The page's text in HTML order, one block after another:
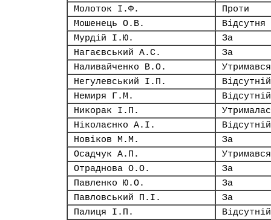
Молоток І.Ф.
Проти
Мошенець О.В.
Відсутня
Мурдій І.Ю.
За
Нагаєвський А.С.
За
Наливайченко В.О.
Утримався
Негулевський І.П.
Відсутній
Немиря Г.М.
Відсутній
Никорак І.П.
Ніколаєнко А.І.
Відсутній
Новіков М.М.
За
Осадчук А.П.
Утримався
Отраднова О.О.
За
Павленко Ю.О.
За
Павловський П.І.
За
Палиця І.П.
Відсутній